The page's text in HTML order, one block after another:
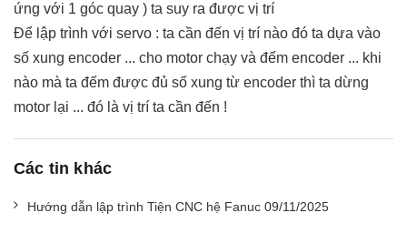
ứng với 1 góc quay ) ta suy ra được vị trí
Để lập trình với servo : ta cần đến vị trí nào đó ta dựa vào
số xung encoder ... cho motor chạy và đếm encoder ... khi
nào mà ta đếm được đủ số xung từ encoder thì ta dừng
motor lại ... đó là vị trí ta cần đến !
Các tin khác
Hướng dẫn lập trình Tiện CNC hệ Fanuc 09/11/2025